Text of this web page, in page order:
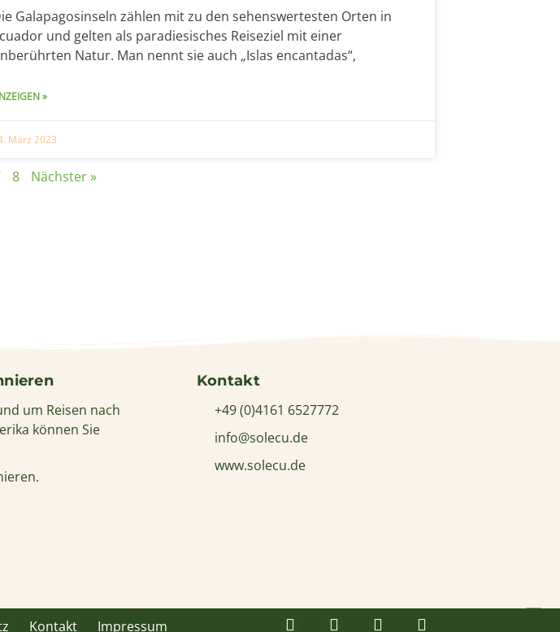
Galapagosinseln zählen mit zu den sehenswertesten Orten in
und gelten als paradiesisches Reiseziel mit einer
Natur. Man nennt sie auch „Islas encantadas“,
»
März 2023
8 Nächster »
um Reisen nach
können Sie
Kontakt
+49 (0)4161 6527772
info@solecu.de
www.solecu.de
Kontakt Impressum